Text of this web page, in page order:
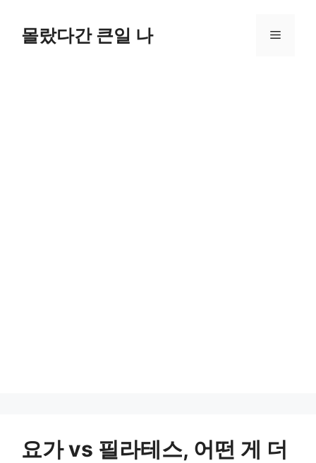
몰랐다간 큰일 나 메
요가 vs 필라테스, 어떤 게 더